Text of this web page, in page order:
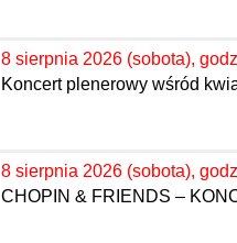
8 sierpnia 2026 (sobota),
Koncert plenerowy wśród
8 sierpnia 2026 (sobota),
CHOPIN & FRIENDS –